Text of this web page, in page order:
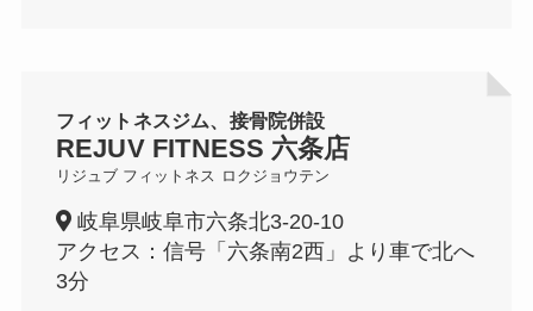
フィットネスジム、接骨院併設
REJUV FITNESS 六条店
リジュブ フィットネス ロクジョウテン
岐阜県岐阜市六条北3-20-10
アクセス：信号「六条南2西」より車で北へ
3分